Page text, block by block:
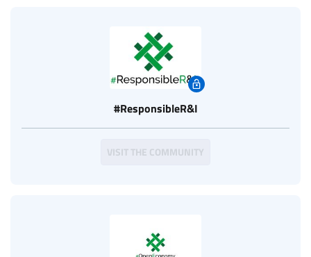
#ResponsibleR&I
VISIT THE COMMUNITY